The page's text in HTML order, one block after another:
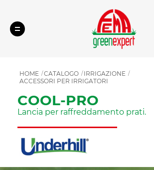
HOME CATALOGO
IRRIGAZIONE
ACCESSORI PER IRRIGATORI
COOL-PRO
Lancia per raffreddamento prati.